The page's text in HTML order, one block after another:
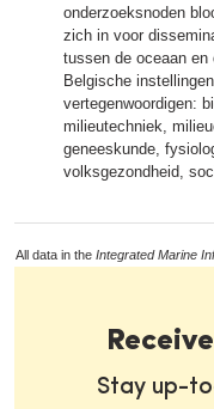
onderzoeksnoden
zich in voor
tussen de oceaan en
Belgische
vertegenwoordigen:
milieutechniek,
geneeskunde,
volksgezondheid,
All data in the Integrated Marine
Stay up-